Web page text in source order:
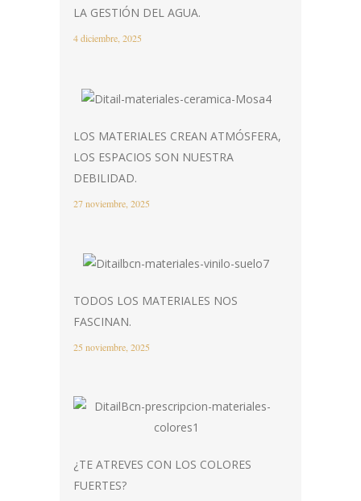
LA GESTIÓN DEL AGUA.
4 diciembre, 2025
LOS MATERIALES CREAN ATMÓSFERA,
LOS ESPACIOS SON NUESTRA
DEBILIDAD.
27 noviembre, 2025
TODOS LOS MATERIALES NOS
FASCINAN.
25 noviembre, 2025
¿TE ATREVES CON LOS COLORES
FUERTES?